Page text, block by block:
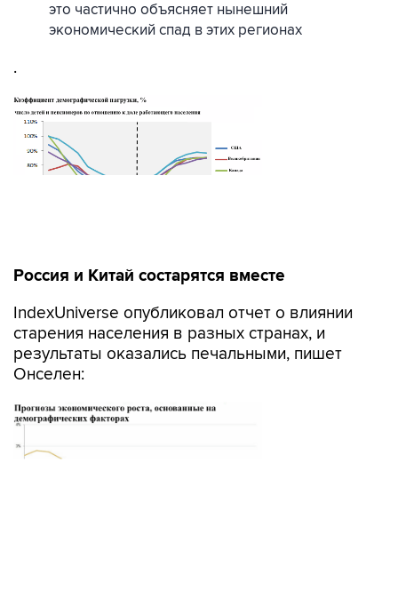
это частично объясняет нынешний
экономический спад в этих регионах
.
Россия и Китай состарятся вместе
IndexUniverse опубликовал отчет о влиянии
старения населения в разных странах, и
результаты оказались печальными, пишет
Онселен: